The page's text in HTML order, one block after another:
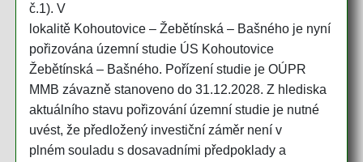
č.1). V
lokalitě Kohoutovice – Žebětínská – Bašného je nyní
pořizována územní studie ÚS Kohoutovice
Žebětínská – Bašného. Pořízení studie je OÚPR
MMB závazně stanoveno do 31.12.2028. Z hlediska
aktuálního stavu pořizování územní studie je nutné
uvést, že předložený investiční záměr není v
plném souladu s dosavadními předpoklady a